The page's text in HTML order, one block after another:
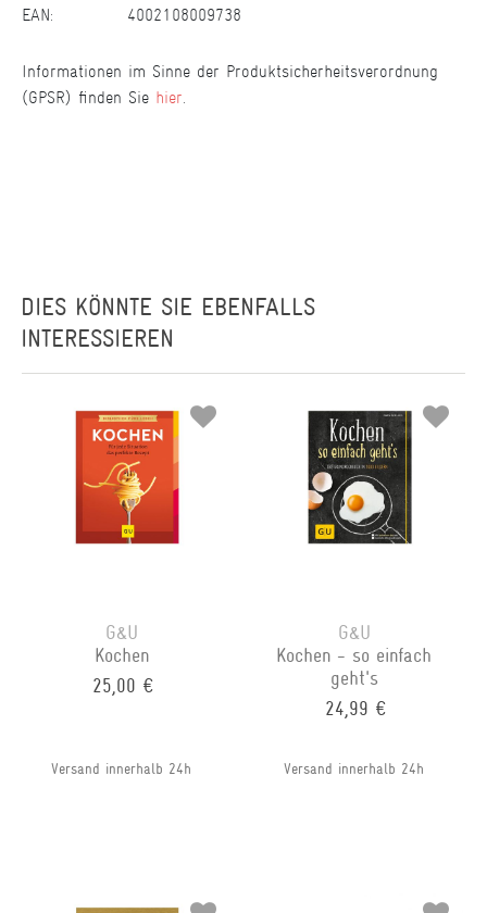
EAN:
4002108009738
Informationen im Sinne der Produktsicherheitsverordnung
(GPSR) finden Sie hier.
DIES KÖNNTE SIE EBENFALLS
INTERESSIEREN
G&U
Kochen
25,00 €
Versand innerhalb 24h
G&U
Kochen - so einfach
geht's
24,99 €
Versand innerhalb 24h